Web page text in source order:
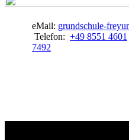
eMail: grundschule-
Telefon: +49 8551 4601
7492